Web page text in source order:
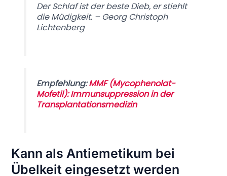
Der Schlaf ist der beste Dieb, er stiehlt
die Müdigkeit. – Georg Christoph
Lichtenberg
Empfehlung:MMF (Mycophenolat-
Mofetil): Immunsuppression in der
Transplantationsmedizin
Kann als Antiemetikum bei
Übelkeit eingesetzt werden